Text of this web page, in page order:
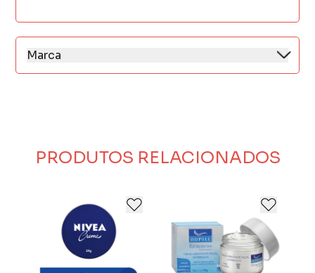
Marca
Presente no mercado há mais de 50 anos,
Desde 1965, a Monange se identifica com a
PRODUTOS RELACIONADOS